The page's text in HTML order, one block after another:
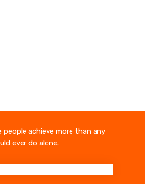
people achieve more than any
ever do alone.